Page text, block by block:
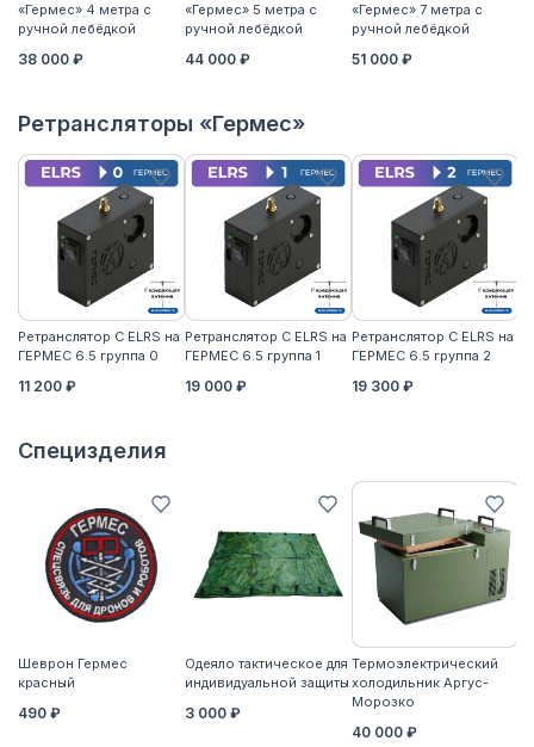
«Гермес» 4 метра с
ручной лебёдкой
38 000 ₽
«Гермес» 5 метра с
ручной лебёдкой
44 000 ₽
«Гермес» 7 метра с
ручной лебёдкой
51 000 ₽
Ретрансляторы «Гермес»
Ретранслятор С ELRS на
ГЕРМЕС 6.5 группа 0
11 200 ₽
Ретранслятор С ELRS на
ГЕРМЕС 6.5 группа 1
19 000 ₽
Ретранслятор С ELRS на
ГЕРМЕС 6.5 группа 2
19 300 ₽
Специзделия
Шеврон Гермес
красный
490 ₽
Одеяло тактическое для
индивидуальной защиты
3 000 ₽
Термоэлектрический
холодильник Аргус-
Морозко
40 000 ₽